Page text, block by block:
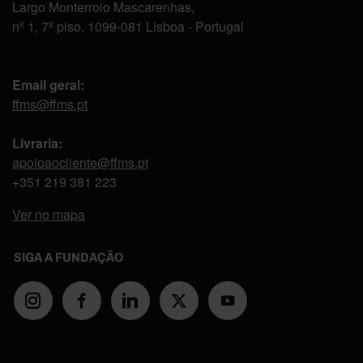
Largo Monterroio Mascarenhas,
nº 1, 7º piso, 1099-081 Lisboa - Portugal
Email geral:
ffms@ffms.pt
Livraria:
apoioaocliente@ffms.pt
+351 219 381 223
Ver no mapa
SIGA A FUNDAÇÃO